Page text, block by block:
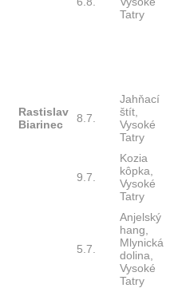
Tatry
Rastislav
Biarinec
8.7.
Jahňací
štít,
Vysoké
Tatry
9.7.
Kozia
kôpka,
Vysoké
Tatry
5.7.
Anjelský
hang,
Mlynická
dolina,
Vysoké
Tatry